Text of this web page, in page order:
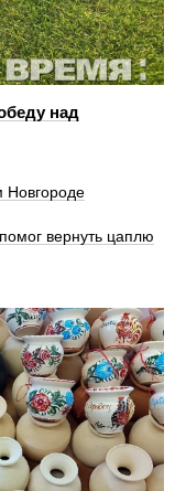
над
Новгороде
вернуть цаплю